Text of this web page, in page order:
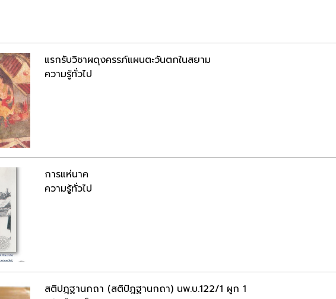
แรกรับวิชาผดุงครรภ์แผนตะวันตกในสยาม
ความรู้ทั่วไป
การแห่นาค
ความรู้ทั่วไป
สติปฎฺฐานกถา (สติปัฎฐานกถา) นพ.บ.122/1 ผูก 1